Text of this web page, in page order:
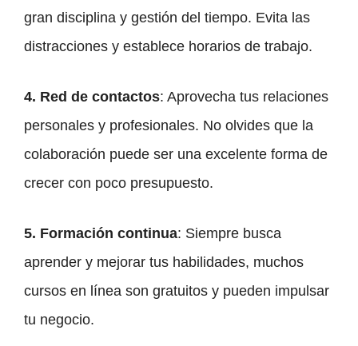
gran disciplina y gestión del tiempo. Evita las
distracciones y establece horarios de trabajo.
4. Red de contactos: Aprovecha tus relaciones
personales y profesionales. No olvides que la
colaboración puede ser una excelente forma de
crecer con poco presupuesto.
5. Formación continua: Siempre busca
aprender y mejorar tus habilidades, muchos
cursos en línea son gratuitos y pueden impulsar
tu negocio.